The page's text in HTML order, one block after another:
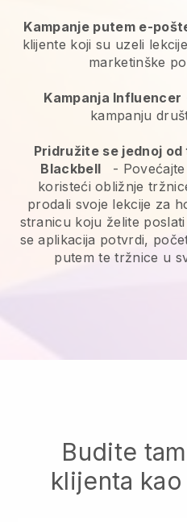
Kampanje putem e-
klijente koji su uzeli
marketinške
Kampanja Influencer
kampanju
Pridružite se jednoj
Blackbell
-
koristeći obližnje
prodali svoje lekcije za
stranicu koju želite
se aplikacija potvrdi,
putem te tržnice u
Budite
klijenta